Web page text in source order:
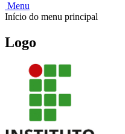
Menu
Início do menu principal
Logo